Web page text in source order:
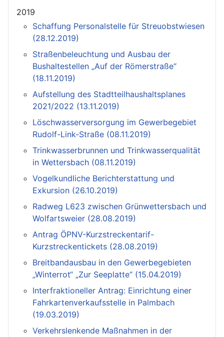
2019
Schaffung Personalstelle für Streuobstwiesen
(28.12.2019)
Straßenbeleuchtung und Ausbau der
Bushaltestellen „Auf der Römerstraße“
(18.11.2019)
Aufstellung des Stadtteilhaushaltsplanes
2021/2022 (13.11.2019)
Löschwasserversorgung im Gewerbegebiet
Rudolf-Link-Straße (08.11.2019)
Trinkwasserbrunnen und Trinkwasserqualität
in Wettersbach (08.11.2019)
Vogelkundliche Berichterstattung und
Exkursion (26.10.2019)
Radweg L623 zwischen Grünwettersbach und
Wolfartsweier (28.08.2019)
Antrag ÖPNV-Kurzstreckentarif-
Kurzstreckentickets (28.08.2019)
Breitbandausbau in den Gewerbegebieten
„Winterrot“ „Zur Seeplatte“ (15.04.2019)
Interfraktioneller Antrag: Einrichtung einer
Fahrkartenverkaufsstelle in Palmbach
(19.03.2019)
Verkehrslenkende Maßnahmen in der